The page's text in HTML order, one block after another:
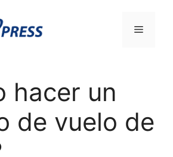
Menú
hacer un
de vuelo de